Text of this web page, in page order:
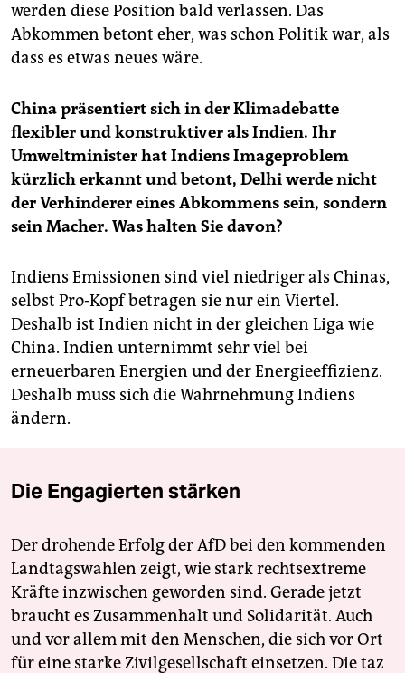
werden diese Position bald verlassen. Das
Abkommen betont eher, was schon Politik war, als
dass es etwas neues wäre.
China präsentiert sich in der Klimadebatte
flexibler und konstruktiver als Indien. Ihr
Umweltminister hat Indiens Imageproblem
kürzlich erkannt und betont, Delhi werde nicht
der Verhinderer eines Abkommens sein, sondern
sein Macher. Was halten Sie davon?
Indiens Emissionen sind viel niedriger als Chinas,
selbst Pro-Kopf betragen sie nur ein Viertel.
Deshalb ist Indien nicht in der gleichen Liga wie
China. Indien unternimmt sehr viel bei
erneuerbaren Energien und der Energieeffizienz.
Deshalb muss sich die Wahrnehmung Indiens
ändern.
Die Engagierten stärken
Der drohende Erfolg der AfD bei den kommenden
Landtagswahlen zeigt, wie stark rechtsextreme
Kräfte inzwischen geworden sind. Gerade jetzt
braucht es Zusammenhalt und Solidarität. Auch
und vor allem mit den Menschen, die sich vor Ort
für eine starke Zivilgesellschaft einsetzen. Die taz